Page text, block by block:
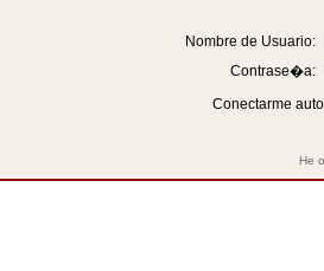
Nombre de Usuario:
Contrase�a:
Conectarme
He